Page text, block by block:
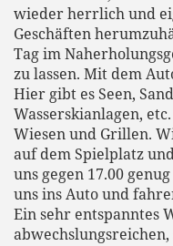
wieder herrlich und
Geschäften
Tag im
zu lassen. Mit dem
Hier gibt es Seen,
Wasserskianlagen,
Wiesen und Grillen.
auf dem Spielplatz
uns gegen 17.00
uns ins Auto und
Ein sehr entspanntes